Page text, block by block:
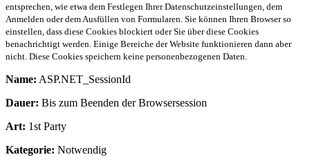
entsprechen, wie etwa dem Festlegen Ihrer Datenschutzeinstellungen, dem
Anmelden oder dem Ausfüllen von Formularen. Sie können Ihren Browser so
einstellen, dass diese Cookies blockiert oder Sie über diese Cookies
benachrichtigt werden. Einige Bereiche der Website funktionieren dann aber
nicht. Diese Cookies speichern keine personenbezogenen Daten.
Name: ASP.NET_SessionId
Dauer: Bis zum Beenden der Browsersession
Art: 1st Party
Kategorie: Notwendig